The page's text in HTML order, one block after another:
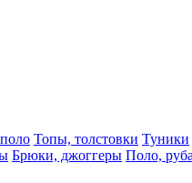
Топы, толстовки Туники
Брюки, джоггеры Поло,